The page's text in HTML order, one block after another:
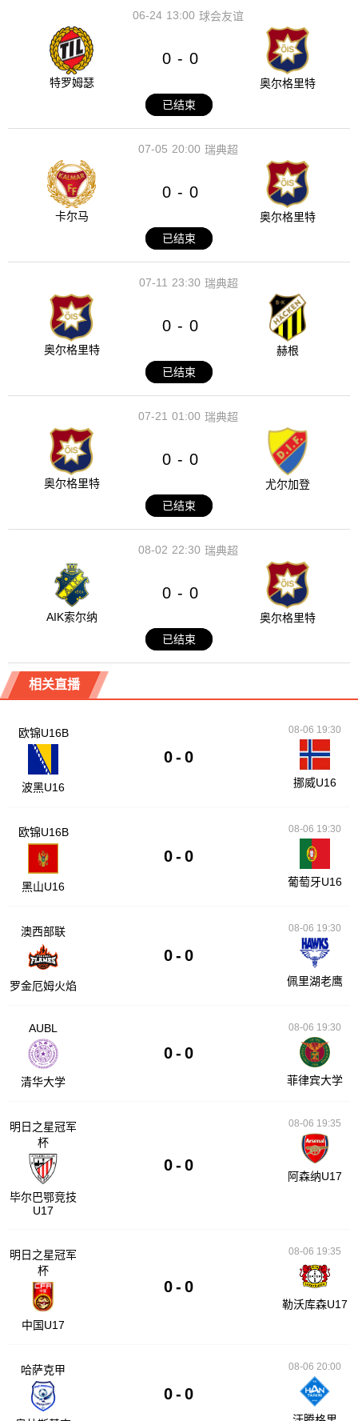
13:00
06-24 球会友谊
特罗姆瑟
0 - 0
奥尔格里特
已结束
20:00
07-05 瑞典超
卡尔马
0 - 0
奥尔格里特
已结束
23:30
07-11 瑞典超
奥尔格里特
0 - 0
赫根
已结束
01:00
07-21 瑞典超
奥尔格里特
0 - 0
尤尔加登
已结束
22:30
08-02 瑞典超
AIK索尔纳
0 - 0
奥尔格里特
已结束
相关直播
欧锦U16B
波黑U16
0 - 0
08-06 19:30
挪威U16
欧锦U16B
黑山U16
0 - 0
08-06 19:30
葡萄牙U16
澳西部联
罗金厄姆火焰
0 - 0
08-06 19:30
佩里湖老鹰
AUBL
清华大学
0 - 0
08-06 19:30
菲律宾大学
明日之星冠军
杯
毕尔巴鄂竞技
U17
0 - 0
08-06 19:35
阿森纳U17
明日之星冠军
杯
中国U17
0 - 0
08-06 19:35
勒沃库森U17
哈萨克甲
0 - 0
08-06 20:00